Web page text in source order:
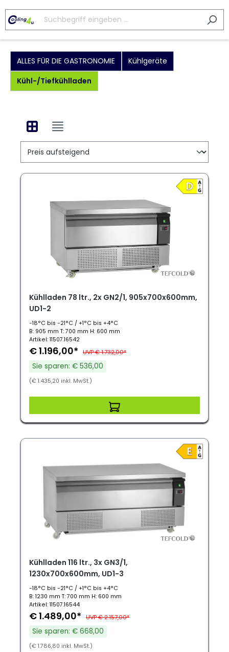
ALLES FÜR DIE GASTRONOMIE
Kühlgeräte
Kühl-/Tiefkühlladen
Kühlladen 78 ltr., 2x GN2/1, 905x700x600mm,
UD1-2
-18°C bis -21°C / +1°C bis +4°C
B: 905 mm T: 700 mm H: 600 mm
Artikel: 11507.16542
€ 1.196,00* UVP € 1.732,00*
Sie sparen: € 536,00
(€ 1.435,20 inkl. MwSt.)
Kühlladen 116 ltr., 3x GN3/1,
1230x700x600mm, UD1-3
-18°C bis -21°C / +1°C bis +4°C
B: 1230 mm T: 700 mm H: 600 mm
Artikel: 11507.16544
€ 1.489,00* UVP € 2.157,00*
Sie sparen: € 668,00
(€ 1.786,80 inkl. MwSt.)